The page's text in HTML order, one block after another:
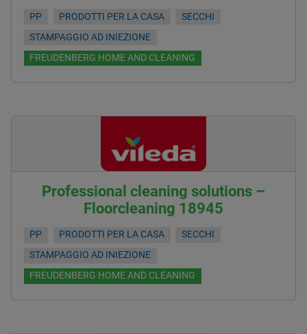
PP PRODOTTI PER LA CASA
SECCHI
STAMPAGGIO AD INIEZIONE
FREUDENBERG HOME AND CLEANING
Professional cleaning solutions –
Floorcleaning 18945
PP PRODOTTI PER LA CASA
SECCHI
STAMPAGGIO AD INIEZIONE
FREUDENBERG HOME AND CLEANING